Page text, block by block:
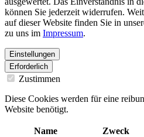
können Sie jederzeit widerrufen.
auf dieser Website finden Sie in
zu uns im Impressum.
Einstellungen
Erforderlich
Zustimmen
Diese Cookies werden für eine
Website benötigt.
Name Zweck